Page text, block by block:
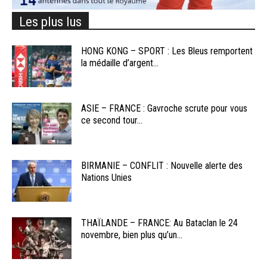
Les plus lus
HONG KONG – SPORT : Les Bleus remportent
la médaille d’argent...
ASIE – FRANCE : Gavroche scrute pour vous
ce second tour...
BIRMANIE – CONFLIT : Nouvelle alerte des
Nations Unies
THAÏLANDE – FRANCE: Au Bataclan le 24
novembre, bien plus qu’un...